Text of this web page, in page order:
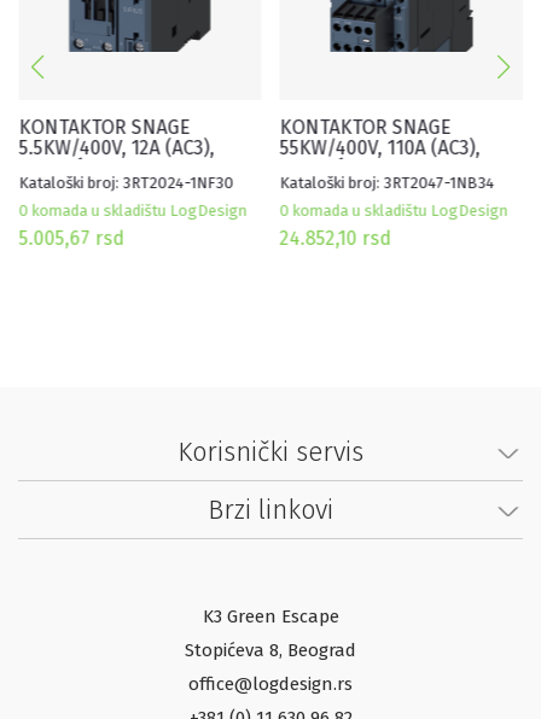
KONTAKTOR SNAGE
5.5KW/400V, 12A (AC3),
1NO+1NC, ŠPULNA 95-130V
AC/DC, VELIČINA S0, SA
INTEGRISANIM
VARISTOROM
Kataloški broj: 3RT2024-1NF30
0 komada u skladištu LogDesign
5.005,67 rsd
KONTAKTOR SNAGE
55KW/400V, 110A (AC3),
2NO+2NC, ŠPULNA 20-33V
AC/DC, VELIČINA S3, SA
INTEGRISANIM
VARISTOROM
Kataloški broj: 3RT2047-1NB34
0 komada u skladištu LogDesign
24.852,10 rsd
Korisnički servis
Brzi linkovi
K3 Green Escape
Stopićeva 8, Beograd
office@logdesign.rs